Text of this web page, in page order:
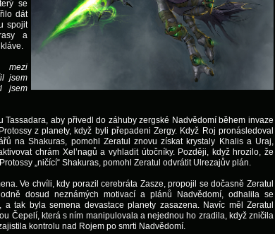
se
dát
spojit
a
mezi
jsem
jsem
Tassadara, aby přivedl do záhuby zergské Nadvědomí během invaze
z planety, když byli přepadeni Zergy. Když Roj pronásledoval
na Shakuras, pomohl Zeratul znovu získat krystaly Khalis a Uraj,
chrám Xel’nagů a vyhladit útočníky. Později, když hrozilo, že
„ničící“ Shakuras, pomohl Zeratul odvrátit Ulrezajův plán.
Ve chvíli, kdy porazil cerebráta Zasze, propojil se dočasně Zeratul
dosud neznámých motivací a plánů Nadvědomí, odhalila se
a tak byla semena devastace planety zasazena. Navíc měl Zeratul
Čepelí, která s ním manipulovala a nejednou ho zradila, když zničila
kontrolu nad Rojem po smrti Nadvědomí.